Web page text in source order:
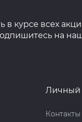
в курсе всех
на
Личный
Контакты